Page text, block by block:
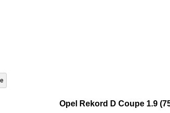
Opel Rekord D Coupe 1.9